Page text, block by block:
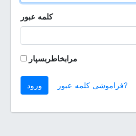
کلمه عبور
مرابخاطربسپار
ورود فراموشی کلمه عبور?